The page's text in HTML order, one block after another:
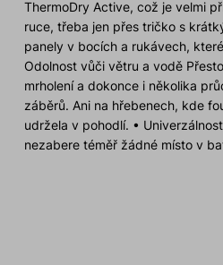
ThermoDry Active, což je velmi
ruce, třeba jen přes tričko s
panely v bocích a rukávech,
Odolnost vůči větru a vodě
mrholení a dokonce i několika
záběrů. Ani na hřebenech, kde
udržela v pohodlí. •
nezabere téměř žádné místo v